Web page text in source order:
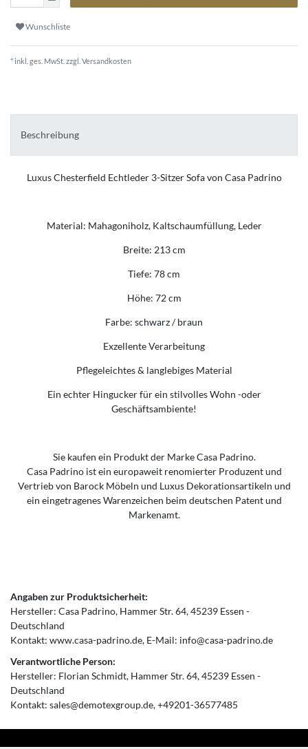
Wunschliste
* inkl. ges. MwSt. zzgl. Versandkosten
Beschreibung
Luxus Chesterfield Echtleder 3-Sitzer Sofa von Casa Padrino
Material: Mahagoniholz, Kaltschaumfüllung, Leder
Breite: 213 cm
Tiefe: 78 cm
Höhe: 72 cm
Farbe: schwarz / braun
Exzellente Verarbeitung
Pflegeleichtes & langlebiges Material
Ein echter Hingucker für ein stilvolles Wohn -oder
Geschäftsambiente!
Sie kaufen ein Produkt der Marke Casa Padrino.
Casa Padrino ist ein europaweit renomierter Produzent und
Vertrieb von Barock Möbeln und Luxus Dekorationsartikeln und
ein eingetragenes Warenzeichen beim deutschen Patent und
Markenamt.
Angaben zur Produktsicherheit:
Hersteller: Casa Padrino Hammer Str.64 45239 Essen
Deutschland
Kontakt: www.casa-padrino.de E-Mail: info@casa-padrino.de
Verantwortliche Person:
Hersteller: Florian Schmidt Hammer Str.64 45239 Essen
Deutschland
Kontakt: sales@demotexgroup.de +49201-36577485